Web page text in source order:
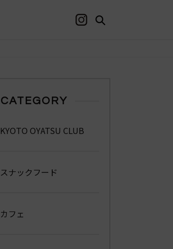
CATEGORY
KYOTO OYATSU CLUB
スナックフード
カフェ